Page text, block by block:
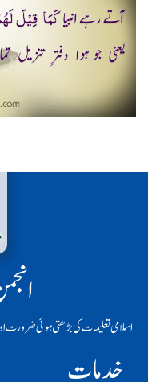
اسلامی تعلیمات کی بڑھتی ہوئی ضرورت
خدمات